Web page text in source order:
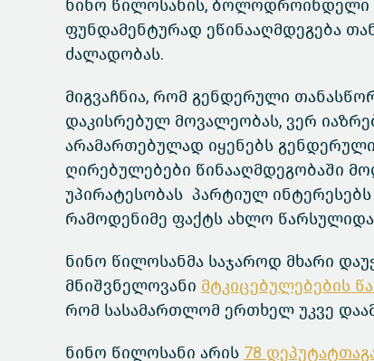
ნინო წილოსანის, ბოლოდროინდელი
ფუნდამენტურად ეწინააღმდეგება
ძალადობას.
მიგვაჩნია, რომ გენდერული
დაკისრებულ მოვალეობას, ვერ
არამართებულად იყენებს
ღირებულებები წინააღმდეგობაში
უპირატესობას პარტიულ
რამოდენიმე ფაქტს ახლო
ნინო წილოსანმა საჯაროდ მხარი
მნიშვნელოვანი მტკიცებულებების
რომ სასამართლომ ერთხელ უკვე
ნინო წილოსანი არის 78